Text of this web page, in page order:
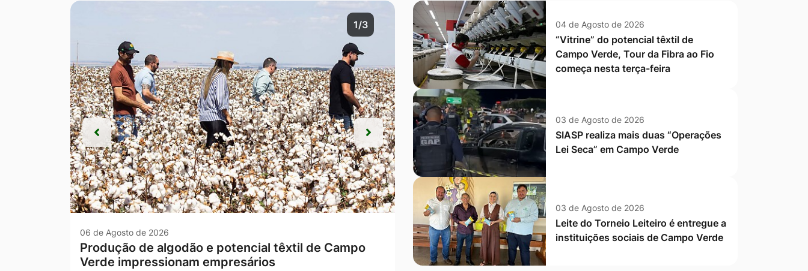
2/3
06 de Agosto de 2026
Escola rural de Campo Verde tem o melhor Ideb de
Mato Grosso nas séries iniciais
Anterior
Anterior
Próxima
Próxima
04 de Agosto de 2026
“Vitrine” do potencial têxtil de
Campo Verde, Tour da Fibra ao Fio
começa nesta terça-feira
03 de Agosto de 2026
SIASP realiza mais duas “Operações
Lei Seca” em Campo Verde
03 de Agosto de 2026
Leite do Torneio Leiteiro é entregue a
instituições sociais de Campo Verde